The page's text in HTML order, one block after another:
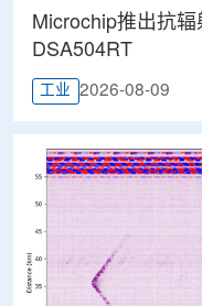
Microchip推出抗
DSA504RT
工业 2026-08-09